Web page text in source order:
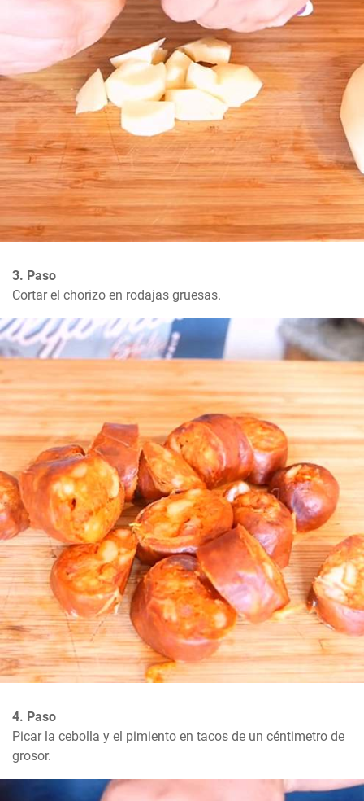
3. Paso
Cortar el chorizo en rodajas gruesas.
4. Paso
Picar la cebolla y el pimiento en tacos de un céntimetro de
grosor.